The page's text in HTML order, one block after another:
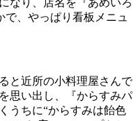
、やっぱり看板メニュ
と近所の小料理屋さんで
思い出し、『からすみパ
うちに“からすみは飴色